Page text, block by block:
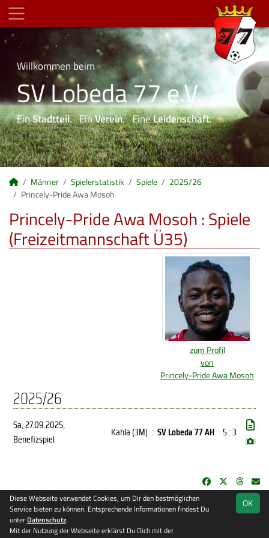
Willkommen beim
SV Lobeda 77 e.V.
EinStadtteil. EinVerein. EineLeidenschaft.
Männer Spielerstatistik Spiele
2025/26
Princely-Pride Awa Mosoh
Princely-Pride Awa Mosoh : Spiele
(Freizeitmannschaft Ü35)
zum Profil
von
Princely-Pride Awa Mosoh
2025/26
Sa, 27.09.2025,
Benefizspiel
Kahla (3M) : SV Lobeda 77 AH 5 : 3
( )
soccero.de
Besucherstatistik Kontakt Impressum
OK
Diese Webseite verwendet Cookies, um Dir den bestmöglichen
Service bieten zu können. Entsprechende Informationen findest Du
unter Datenschutz.
Mit der Nutzung der Webseite erklärst Du Dich mit der